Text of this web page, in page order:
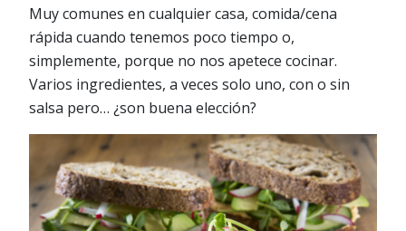
Muy comunes en cualquier casa, comida/cena
rápida cuando tenemos poco tiempo o,
simplemente, porque no nos apetece cocinar.
Varios ingredientes, a veces solo uno, con o sin
salsa pero… ¿son buena elección?